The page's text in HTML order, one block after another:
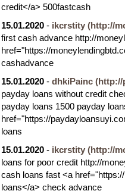
credit</a> 500fastcash
15.01.2020 - ikcrstity (http://
first cash advance http://
href="https://
cashadvance
15.01.2020 - dhkiPainc (http://
payday loans without credit
payday loans 1500 payday
href="https://
loans
15.01.2020 - ikcrstity (http://
loans for poor credit http://
cash loans fast <a
loans</a> check advance